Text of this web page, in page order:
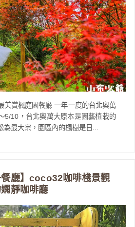
美賞楓庭園餐廳 一年一度的台北奧萬
5/10，台北奧萬大原本是園藝植栽的
最大宗，園區內的楓樹是日...
餐廳】coco32咖啡棧景觀
靜咖啡廳